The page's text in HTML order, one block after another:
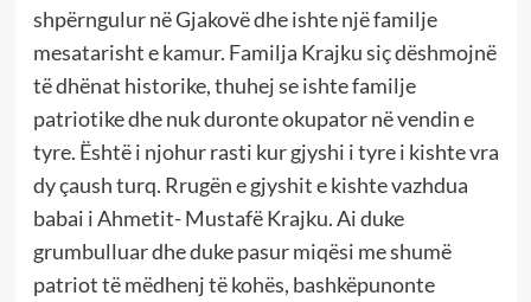
shpërngulur në Gjakovë dhe ishte një familje
mesatarisht e kamur. Familja Krajku siç dëshmojnë
të dhënat historike, thuhej se ishte familje
patriotike dhe nuk duronte okupator në vendin e
tyre. Është i njohur rasti kur gjyshi i tyre i kishte vra
dy çaush turq. Rrugën e gjyshit e kishte vazhdua
babai i Ahmetit- Mustafë Krajku. Ai duke
grumbulluar dhe duke pasur miqësi me shumë
patriot të mëdhenj të kohës, bashkëpunonte